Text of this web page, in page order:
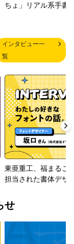
ちょ」リアル系手書
インタビュー一
覧
東亜重工、福まるご
担当された書体デザ
せ